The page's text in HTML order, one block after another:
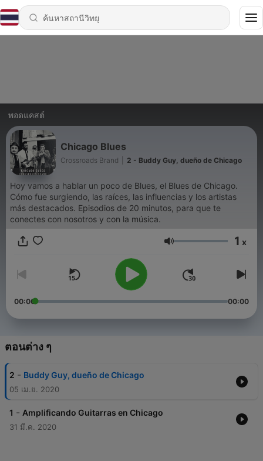
พอดแคสต์
Chicago Blues
Crossroads Brand 2 - Buddy Guy, dueño de Chicago
Hoy vamos a hablar un poco de Blues, el Blues de Chicago.
Cómo fue surgiendo, las raíces, las influencias y los artistas
más destacados. Episodios de 20 minutos, para que te
conectes con nosotros y con la música.
ระดับเสียง 1 x
00:00 00:00
ตอนต่าง ๆ
2 - Buddy Guy, dueño de Chicago
05 เม.ย. 2020
1 - Amplificando Guitarras en Chicago
31 มี.ค. 2020